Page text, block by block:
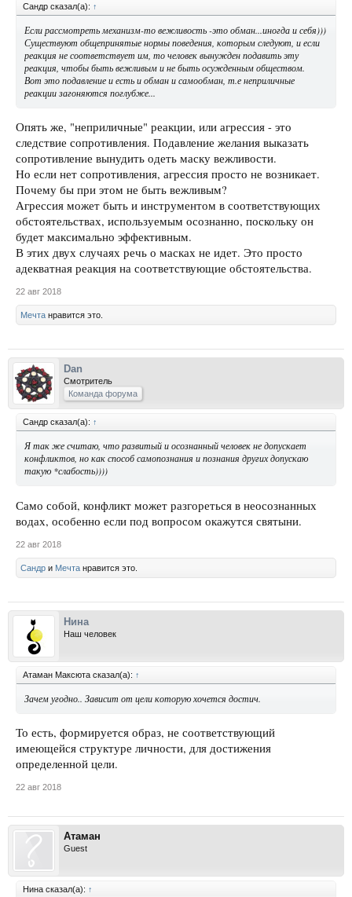
Сандр сказал(а): ↑
Если рассмотреть механизм-то вежливость -это обман...иногда и себя)))
Существуют общепринятые нормы поведения, которым следуют, и если
реакция не соответствует им, то человек вынужден подавить эту
реакция, чтобы быть вежливым и не быть осужденным обществом.
Вот это подавление и есть и обман и самообман, т.е неприличные
реакции загоняются поглубже...
Опять же, "неприличные" реакции, или агрессия - это
следствие сопротивления. Подавление желания выказать
сопротивление вынудить одеть маску вежливости.
Но если нет сопротивления, агрессия просто не возникает.
Почему бы при этом не быть вежливым?
Агрессия может быть и инструментом в соответствующих
обстоятельствах, используемым осознанно, поскольку он
будет максимально эффективным.
В этих двух случаях речь о масках не идет. Это просто
адекватная реакция на соответствующие обстоятельства.
22 авг 2018
Мечта нравится это.
Dan
Смотритель
Команда форума
Сандр сказал(а): ↑
Я так же считаю, что развитый и осознанный человек не допускает
конфликтов, но как способ самопознания и познания других допускаю
такую *слабость))))
Само собой, конфликт может разгореться в неосознанных
водах, особенно если под вопросом окажутся святыни.
22 авг 2018
Сандр и Мечта нравится это.
Нина
Наш человек
Атаман Максюта сказал(а): ↑
Зачем угодно.. Зависит от цели которую хочется достич.
То есть, формируется образ, не соответствующий
имеющейся структуре личности, для достижения
определенной цели.
22 авг 2018
Атаман
Guest
Нина сказал(а): ↑